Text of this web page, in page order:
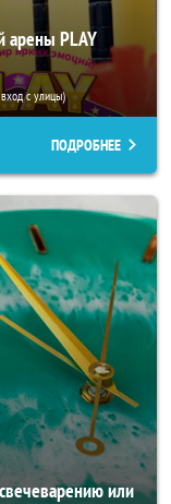
арены PLAY
с улицы)
ПОДРОБНЕЕ
или